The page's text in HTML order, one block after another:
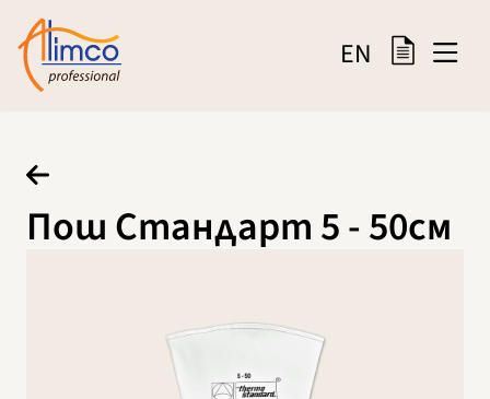
EN
Пош Стандарт 5 - 50см